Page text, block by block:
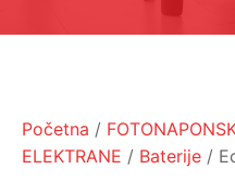
Početna /
ELEKTRANE / Baterije /